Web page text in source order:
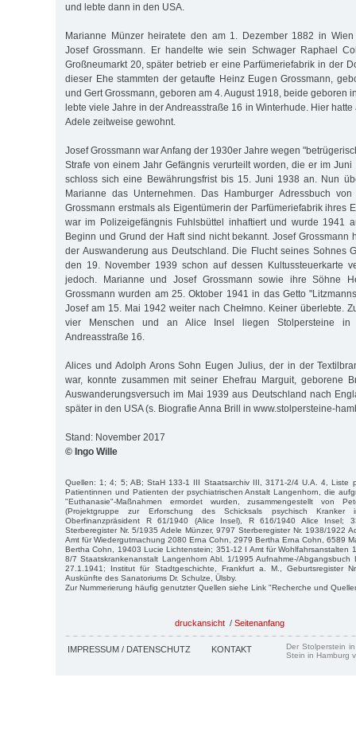
und lebte dann in den USA.
Marianne Münzer heiratete den am 1. Dezember 1882 in
Josef Grossmann. Er handelte wie sein Schwager Raphael
Großneumarkt 20, später betrieb er eine Parfümeriefabrik in der
dieser Ehe stammten der getaufte Heinz Eugen Grossmann,
und Gert Grossmann, geboren am 4. August 1918, beide geboren
lebte viele Jahre in der Andreasstraße 16 in Winterhude. Hier
Adele zeitweise gewohnt.
Josef Grossmann war Anfang der 1930er Jahre wegen
Strafe von einem Jahr Gefängnis verurteilt worden, die er im Juni
schloss sich eine Bewährungsfrist bis 15. Juni 1938 an. Nun
Marianne das Unternehmen. Das Hamburger Adressbuch
Grossmann erstmals als Eigentümerin der Parfümeriefabrik ihres
war im Polizeigefängnis Fuhlsbüttel inhaftiert und wurde 1941
Beginn und Grund der Haft sind nicht bekannt. Josef Grossmann
der Auswanderung aus Deutschland. Die Flucht seines Sohnes
den 19. November 1939 schon auf dessen Kultussteuerkarte
jedoch. Marianne und Josef Grossmann sowie ihre Söhne
Grossmann wurden am 25. Oktober 1941 in das Getto
Josef am 15. Mai 1942 weiter nach Chełmno. Keiner überlebte.
vier Menschen und an Alice Insel liegen Stolpersteine in
Andreasstraße 16.
Alices und Adolph Arons Sohn Eugen Julius, der in der
war, konnte zusammen mit seiner Ehefrau Marguit, geborene
Auswanderungsversuch im Mai 1939 aus Deutschland nach
später in den USA (s. Biografie Anna Brill in www.stolpersteine-
Stand: November 2017
© Ingo Wille
Quellen: 1; 4; 5; AB; StaH 133-1 III Staatsarchiv III, 3171-2/4 U.A. 4, Liste
Patientinnen und Patienten der psychiatrischen Anstalt Langenhorn, die
"Euthanasie"-Maßnahmen ermordet wurden, zusammengestellt von
(Projektgruppe zur Erforschung des Schicksals psychisch Kranker
Oberfinanzpräsident R 61/1940 (Alice Insel), R 616/1940 Alice Insel;
Sterberegister Nr. 5/1935 Adele Münzer, 9797 Sterberegister Nr. 1938/1922
Amt für Wiedergutmachung 2080 Erna Cohn, 2979 Bertha Erna Cohn, 6589
Bertha Cohn, 19403 Lucie Lichtenstein; 351-12 I Amt für Wohlfahrsanstalten
8/7 Staatskrankenanstalt Langenhorn Abl. 1/1995 Aufnahme-/
27.1.1941; Institut für Stadtgeschichte, Frankfurt a. M., Geburtsregister
Auskünfte des Sanatoriums Dr. Schulze, Ülsby.
Zur Nummerierung häufig genutzter Quellen siehe Link "Recherche und
druckansicht / Seitenanfang
IMPRESSUM / DATENSCHUTZ KONTAKT
Der Stolperstein
Stein in Hamburg